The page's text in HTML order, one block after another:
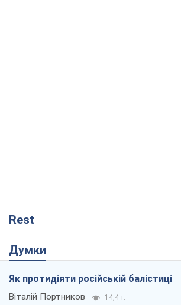
Rest
Думки
Як протидіяти російській балістиці
Віталій Портников 14,4 т.